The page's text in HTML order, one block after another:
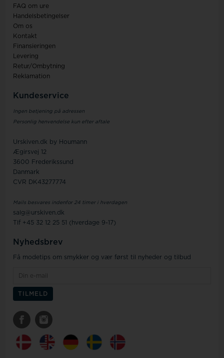
FAQ om ure
Handelsbetingelser
Om os
Kontakt
Finansieringen
Levering
Retur/Ombytning
Reklamation
Kundeservice
Ingen betjening på adressen
Personlig henvendelse kun efter aftale
Urskiven.dk by Houmann
Ægirsvej 12
3600 Frederikssund
Danmark
CVR DK43277774
Mails besvares indenfor 24 timer i hverdagen
salg@urskiven.dk
Tlf +45 32 12 25 51 (hverdage 9-17)
Nyhedsbrev
Få modetips om smykker og vær først til nyheder og tilbud